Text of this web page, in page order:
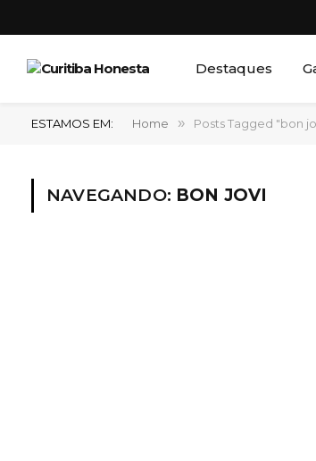
Destaques
ESTAMOS EM: Home » Posts Tagged "bon
NAVEGANDO: BON JOVI